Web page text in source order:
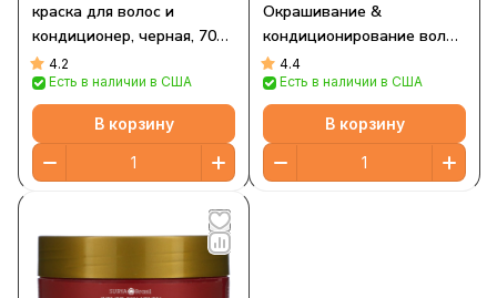
краска для волос и
кондиционер, черная, 70
мл (2,37 жидк. унции)
4.2
Есть в наличии в США
В корзину
Окрашивание &
кондиционирование волос,
Бургунди, 2.37унции (70
мл)
4.4
Есть в наличии в США
В корзину